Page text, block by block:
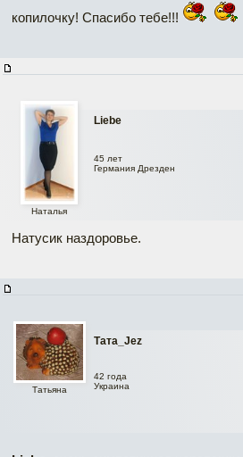
копилочку! Спасибо тебе!!!
Liebe
Наталья
45 лет
Германия Дрезден
Натусик наздоровье.
Тата_Jez
Татьяна
42 года
Украина